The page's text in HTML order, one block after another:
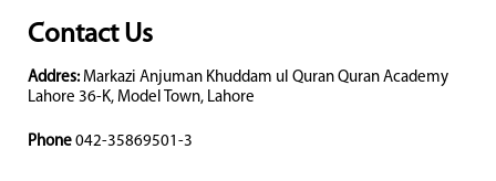
Contact Us
Addres: Markazi Anjuman Khuddam ul Quran Quran Academy
Lahore 36-K, Model Town, Lahore
Phone 042-35869501-3